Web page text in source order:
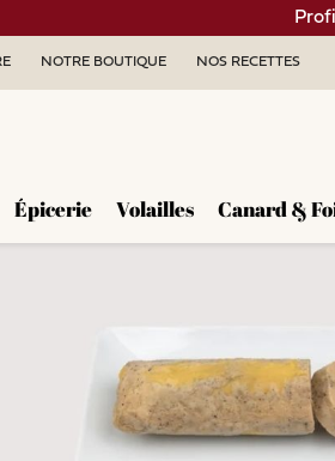
NOTRE BOUTIQUE NOS RECETTES
Épicerie Volailles Canard &